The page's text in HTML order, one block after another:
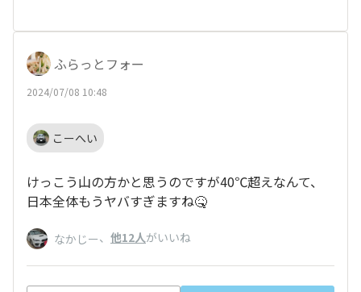
ふらっとフォー
2024/07/08 10:48
こーへい
けっこう山の方かと思うのですが40℃超えなんて、
日本全体もうヤバすぎますね🤒
なかじー、 他12人がいいね